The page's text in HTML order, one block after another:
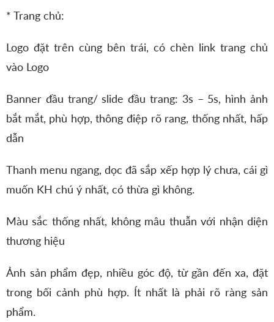
* Trang chủ:
Logo đặt trên cùng bên trái, có chèn link trang chủ
vào Logo
Banner đầu trang/ slide đầu trang: 3s – 5s, hình ảnh
bắt mắt, phù hợp, thông điệp rõ rang, thống nhất, hấp
dẫn
Thanh menu ngang, dọc đã sắp xếp hợp lý chưa, cái gì
muốn KH chú ý nhất, có thừa gì không.
Màu sắc thống nhất, không mâu thuẫn với nhận diện
thương hiệu
Ảnh sản phẩm đẹp, nhiều góc độ, từ gần đến xa, đặt
trong bối cảnh phù hợp. Ít nhất là phải rõ ràng sản
phẩm.